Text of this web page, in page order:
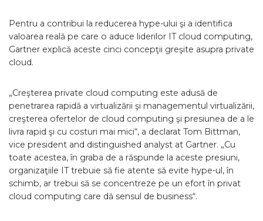
Pentru a contribui la reducerea hype-ului şi a identifica
valoarea reală pe care o aduce liderilor IT cloud computing,
Gartner explică aceste cinci concepţii greşite asupra private
cloud.
„Creşterea private cloud computing este adusă de
penetrarea rapidă a virtualizării şi managementul virtualizării,
creşterea ofertelor de cloud computing şi presiunea de a le
livra rapid şi cu costuri mai mici“, a declarat Tom Bittman,
vice president and distinguished analyst at Gartner. „Cu
toate acestea, în graba de a răspunde la aceste presiuni,
organizaţiile IT trebuie să fie atente să evite hype-ul, în
schimb, ar trebui să se concentreze pe un efort în privat
cloud computing care dă sensul de business“.